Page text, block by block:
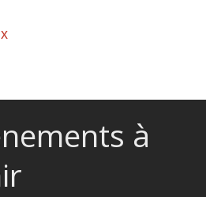
à